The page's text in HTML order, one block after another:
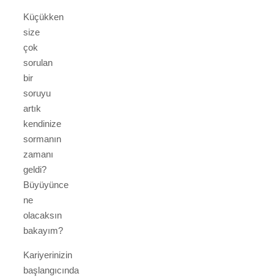
Küçükken
size
çok
sorulan
bir
soruyu
artık
kendinize
sormanın
zamanı
geldi?
Büyüyünce
ne
olacaksın
bakayım?
Kariyerinizin
başlangıcında